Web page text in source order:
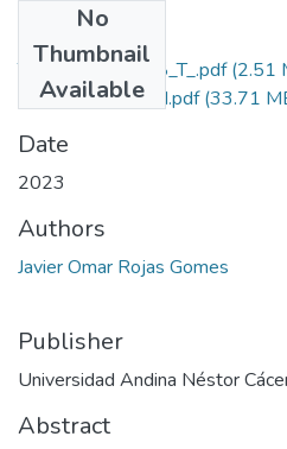
No
Thumbnail
Available
T036_75884808_T_.pdf(2.51
Grado de Similitud.pdf(33.71
Date
2023
Authors
Javier Omar Rojas Gomes
Publisher
Universidad Andina Néstor
Abstract